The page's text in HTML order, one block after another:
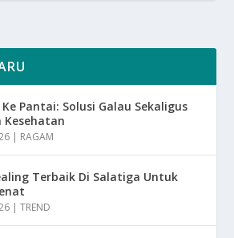
Pantai: Solusi Galau Sekaligus
Kesehatan
| RAGAM
Terbaik Di Salatiga Untuk
|TREND